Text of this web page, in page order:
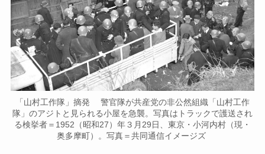
「山村工作隊」摘発 警官隊が共産党の非公然組織「山村工作
隊」のアジトと見られる小屋を急襲。写真はトラックで護送され
る検挙者＝1952（昭和27）年３月29日、東京・小河内村（現・
奥多摩町）。写真＝共同通信イメージズ